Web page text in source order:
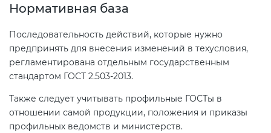
Нормативная база
Последовательность действий, которые нужно
предпринять для внесения изменений в техусловия,
регламентирована отдельным государственным
стандартом ГОСТ 2.503-2013.
Также следует учитывать профильные ГОСТы в
отношении самой продукции, положения и приказы
профильных ведомств и министерств.